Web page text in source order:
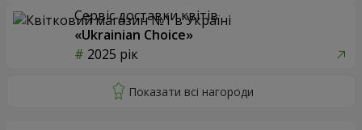
Сервіс доставки квітів
«Ukrainian Choice»
2025 рік